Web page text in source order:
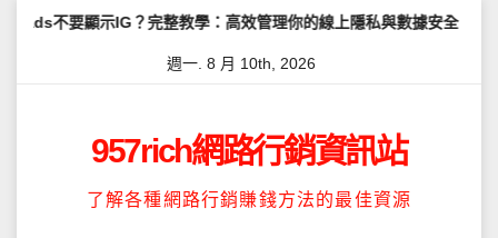
？完整教學：高效管理你的線上隱私與數據安全 怎麼讓
週一. 8 月 10th, 2026
957rich網路行銷資訊站
了解各種網路行銷賺錢方法的最佳資源